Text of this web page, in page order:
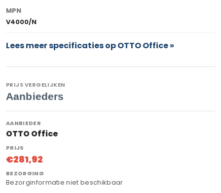
MPN
V4000/N
Lees meer specificaties op OTTO Office »
PRIJS VERGELIJKEN
Aanbieders
OTTO Office
€281,92
Bezorginformatie niet beschikbaar